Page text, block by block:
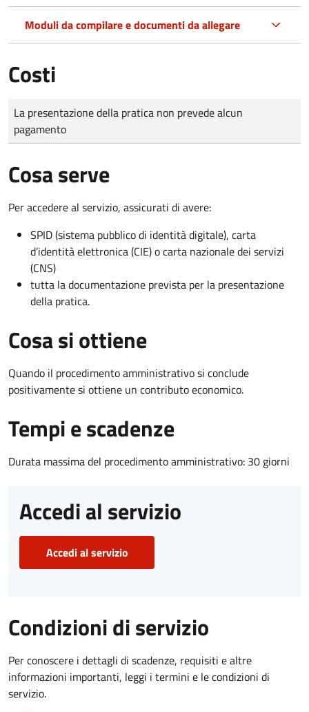
Moduli da compilare e documenti da allegare
Costi
Tipo di pagamento
Importo
La presentazione della pratica non prevede alcun
pagamento
Cosa serve
Per accedere al servizio, assicurati di avere:
SPID (sistema pubblico di identità digitale), carta
d’identità elettronica (CIE) o carta nazionale dei servizi
(CNS)
tutta la documentazione prevista per la presentazione
della pratica.
Cosa si ottiene
Quando il procedimento amministrativo si conclude
positivamente si ottiene un contributo economico.
Tempi e scadenze
Durata massima del procedimento amministrativo: 30 giorni
Accedi al servizio
Accedi al servizio
Condizioni di servizio
Per conoscere i dettagli di scadenze, requisiti e altre
informazioni importanti, leggi i termini e le condizioni di
servizio.